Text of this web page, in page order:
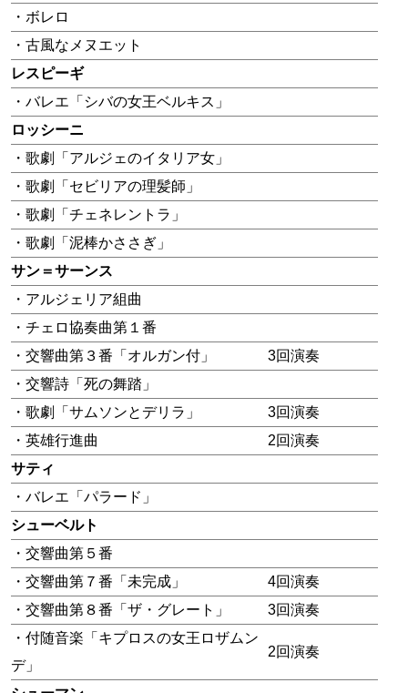
・ボレロ
・古風なメヌエット
レスピーギ
・バレエ「シバの女王ベルキス」
ロッシーニ
・歌劇「アルジェのイタリア女」
・歌劇「セビリアの理髪師」
・歌劇「チェネレントラ」
・歌劇「泥棒かささぎ」
サン＝サーンス
・アルジェリア組曲
・チェロ協奏曲第１番
・交響曲第３番「オルガン付」
3回演奏
・交響詩「死の舞踏」
・歌劇「サムソンとデリラ」
3回演奏
・英雄行進曲
2回演奏
サティ
・バレエ「パラード」
シューベルト
・交響曲第５番
・交響曲第７番「未完成」
4回演奏
・交響曲第８番「ザ・グレート」
3回演奏
・付随音楽「キプロスの女王ロザムン
デ」
2回演奏